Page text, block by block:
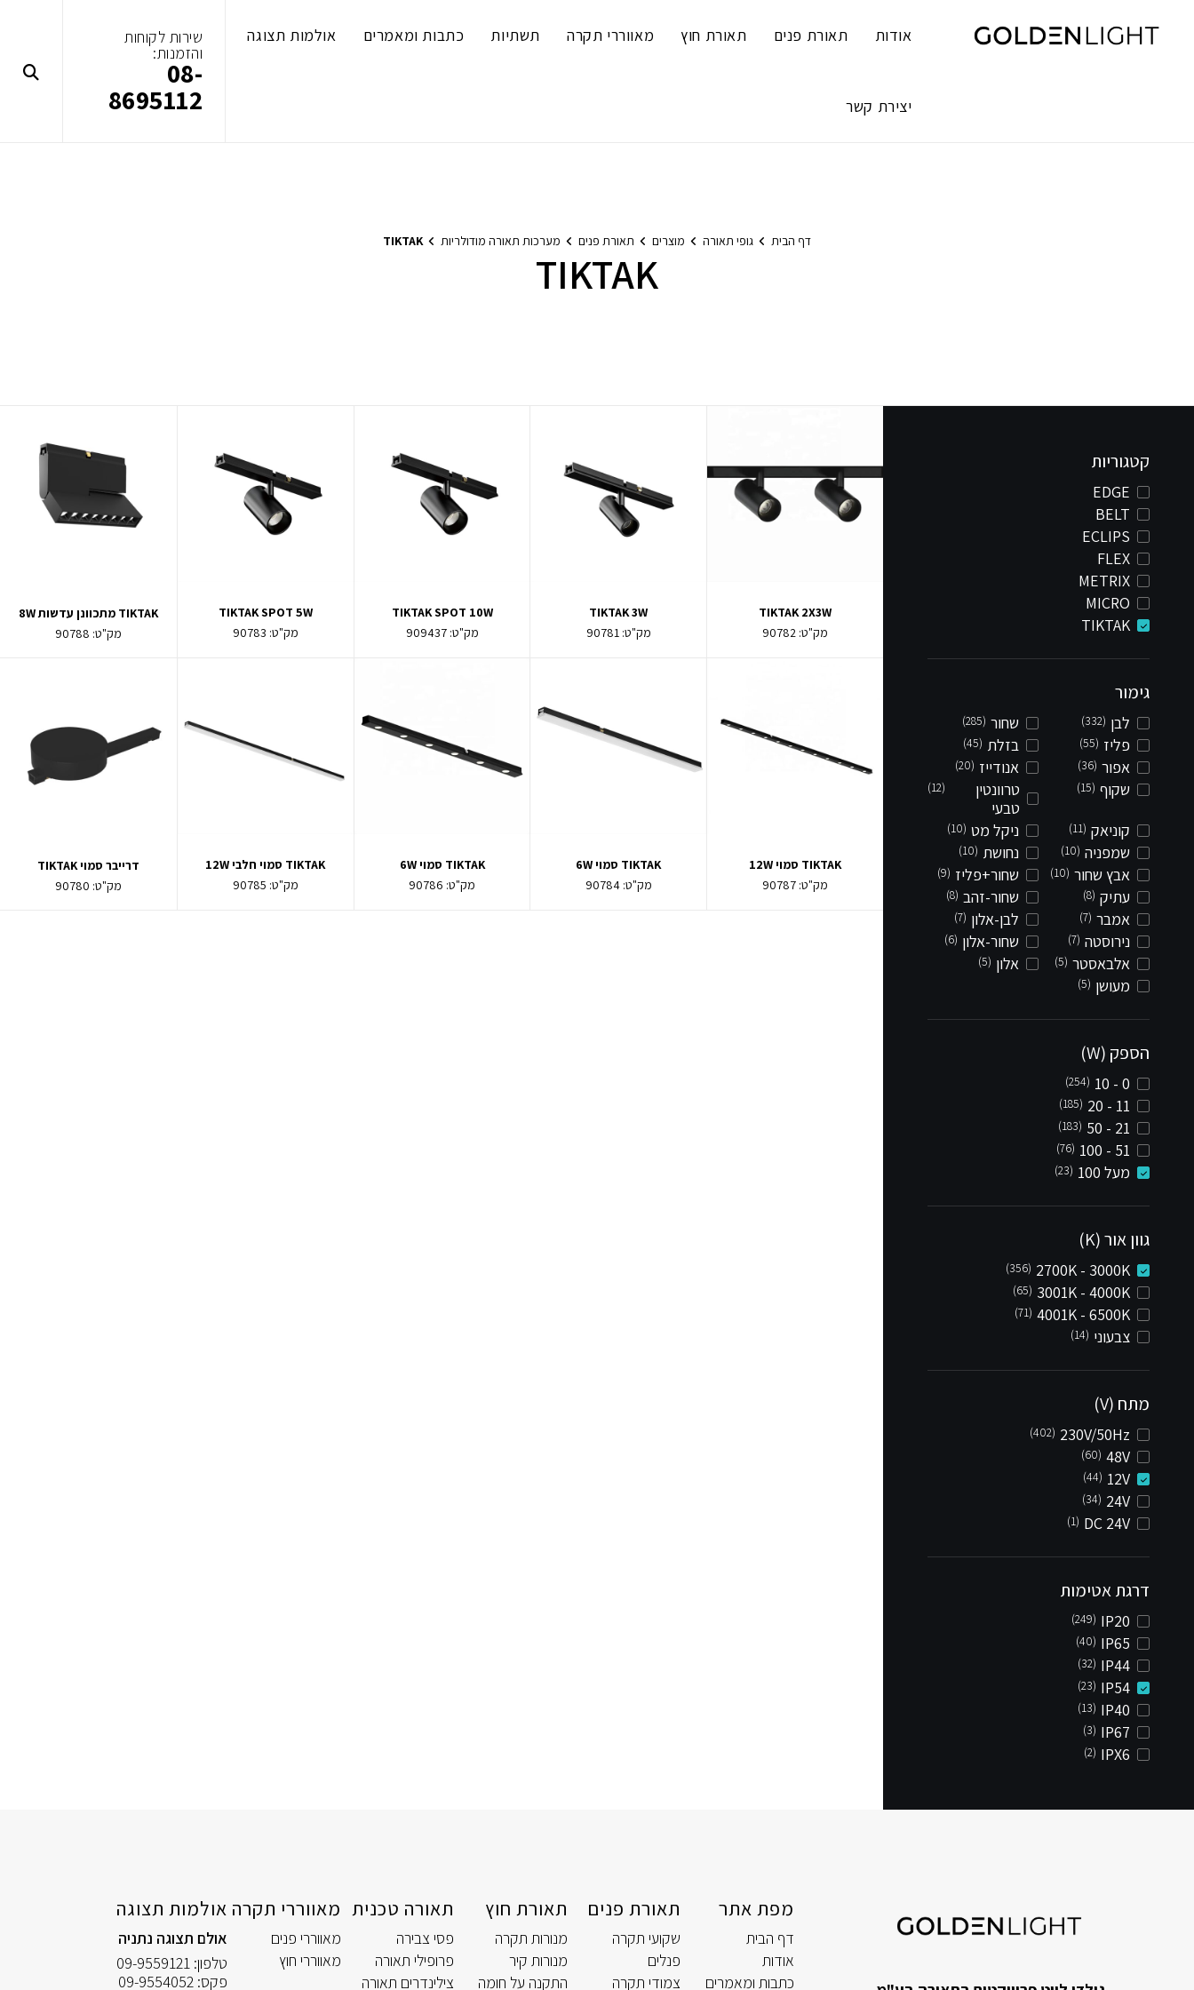
content
אודות תאורת פנים תאורת חוץ מאווררי תקרה תשתיות כתבות ומאמרים אולמות תצוגה
יצירת קשר
שירות לקוחות
והזמנות:
08-
8695112
דף הבית גופי תאורה מוצרים תאורת פנים מערכות תאורה מודולריות TIKTAK
TIKTAK
קטגוריות
EDGE
BELT
ECLIPS
FLEX
METRIX
MICRO
TIKTAK
גימור
לבן (332) שחור (285)
פליז (55) בזלת (45)
אפור (36) אנודייז (20)
שקוף (15)
טרוונטין
טבעי
(12)
קוניאק (11) ניקל מט (10)
שמפניה (10) נחושת (10)
אבץ שחור (10) שחור+פליז (9)
עתיק (8) שחור-זהב (8)
אמבר (7) לבן-אלון (7)
נירוסטה (7) שחור-אלון (6)
אלבאסטר (5) אלון (5)
מעושן (5)
הספק (W)
0 - 10
(254)
11 - 20
(185)
21 - 50
(183)
51 - 100
(76)
מעל 100 (23)
גוון אור (K)
2700K - 3000K
(356)
3001K - 4000K
(65)
4001K - 6500K
(71)
צבעוני (14)
מתח (V)
230V/50Hz
(402)
48V
(60)
12V
(44)
24V
(34)
DC 24V
(1)
דרגת אטימות
IP20
(249)
IP65
(40)
IP44
(32)
IP54
(23)
IP40
(13)
IP67
(3)
IPX6
(2)
TIKTAK 2X3W
מק"ט: 90782
TIKTAK 3W
מק"ט:90781
TIKTAK SPOT 10W
מק"ט:909437
TIKTAK SPOT 5W
מק"ט: 90783
TIKTAK מתכוונן עדשות 8W
מק"ט: 90788
TIKTAK סמוי 12W
מק"ט: 90787
TIKTAK סמוי 6W
מק"ט:90784
TIKTAK סמוי 6W
מק"ט: 90786
TIKTAK סמוי חלבי 12W
מק"ט: 90785
דרייבר סמוי TIKTAK
מק"ט: 90780
מפת אתר
דף הבית
אודות
כתבות ומאמרים
תאורת פנים
שקועי תקרה
פנלים
צמודי תקרה
תאורת חוץ
מנורות תקרה
מנורות קיר
התקנה על חומה
תאורה טכנית
פסי צבירה
פרופילי תאורה
צילינדרים תאורה
מאווררי תקרה
מאווררי פנים
מאווררי חוץ
אולמות תצוגה
אולם תצוגה נתניה
טלפון: 09-9559121
פקס: 09-9554052